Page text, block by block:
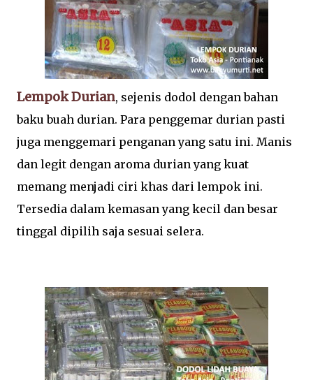
Lempok Durian, sejenis dodol dengan bahan
baku buah durian. Para penggemar durian pasti
juga menggemari penganan yang satu ini. Manis
dan legit dengan aroma durian yang kuat
memang menjadi ciri khas dari lempok ini.
Tersedia dalam kemasan yang kecil dan besar
tinggal dipilih saja sesuai selera.